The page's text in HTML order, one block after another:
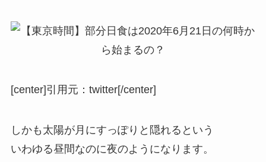
[center]引用元：twitter[/center]
しかも太陽が月にすっぽりと隠れるという
いわゆる昼間なのに夜のようになります。